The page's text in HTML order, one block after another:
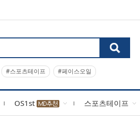
#스포츠테이프 #페이스오일
OS1st 스포츠테이프